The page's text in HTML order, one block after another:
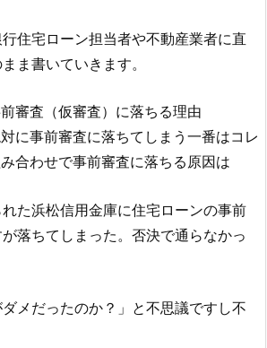
住宅ローン担当者や不動産業者に直
ま書いていきます。
審査（仮審査）に落ちる理由
に事前審査に落ちてしまう一番はコレ
合わせで事前審査に落ちる原因は
た浜松信用金庫に住宅ローンの事前
落ちてしまった。否決で通らなかっ
ダメだったのか？」と不思議ですし不